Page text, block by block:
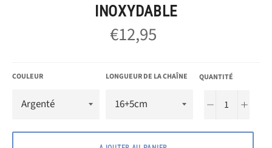
INOXYDABLE
Prix
régulier
€12,95
COULEUR LONGUEUR DE LA CHAÎNE QUANTITÉ
− +